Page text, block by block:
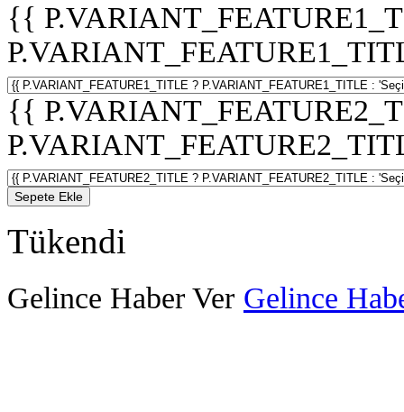
{{
{{
Sepete Ekle
Tükendi
Gelince Haber Ver Gelince